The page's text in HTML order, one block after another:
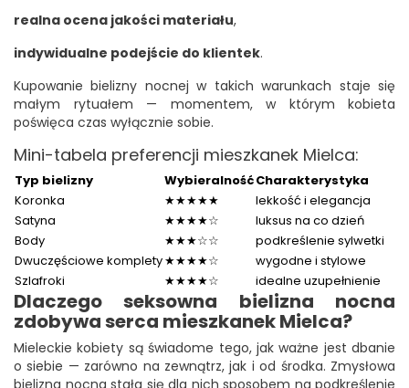
realna ocena jakości materiału,
indywidualne podejście do klientek.
Kupowanie bielizny nocnej w takich warunkach staje się
małym rytuałem — momentem, w którym kobieta
poświęca czas wyłącznie sobie.
Mini-tabela preferencji mieszkanek Mielca:
Typ bielizny WybieralnośćCharakterystyka
Koronka
★★★★★
lekkość i elegancja
Satyna
★★★★☆
luksus na co dzień
Body
★★★☆☆
podkreślenie sylwetki
Dwuczęściowe komplety★★★★☆
wygodne i stylowe
Szlafroki
★★★★☆ idealne uzupełnienie
Dlaczego seksowna bielizna nocna
zdobywa serca mieszkanek Mielca?
Mieleckie kobiety są świadome tego, jak ważne jest dbanie
o siebie — zarówno na zewnątrz, jak i od środka. Zmysłowa